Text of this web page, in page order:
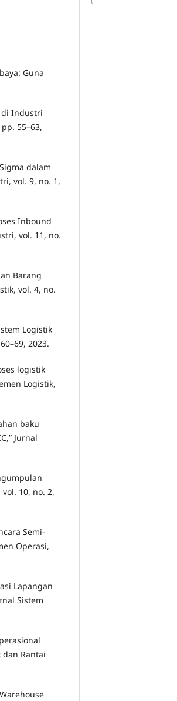
Guna
di Industri
55–63,
dalam
vol. 9, no. 1,
Inbound
vol. 11, no.
Barang
vol. 4, no.
Logistik
2023.
logistik
Logistik,
baku
Jurnal
10, no. 2,
Semi-
Operasi,
Lapangan
Sistem
dan Rantai